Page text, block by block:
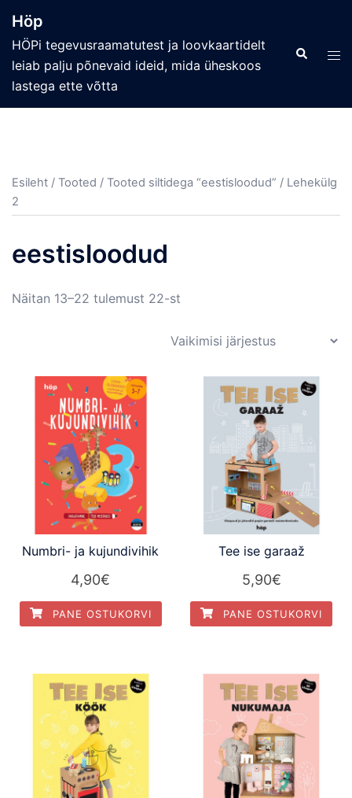
content
Höp
HÖPi tegevusraamatutest ja loovkaartidelt
leiab palju põnevaid ideid, mida üheskoos
lastega ette võtta
Search
Esileht / Tooted / Tooted siltidega “eestisloodud” / Lehekülg
2
eestisloodud
Näitan 13–22 tulemust 22-st
Numbri- ja kujundivihik
4,90€
PANE OSTUKORVI
Tee ise garaaž
5,90€
PANE OSTUKORVI